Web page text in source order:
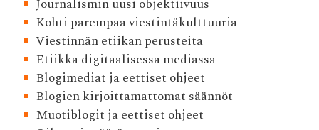
Journalismin uusi objektiivuus
Kohti parempaa viestintäkulttuuria
Viestinnän etiikan perusteita
Etiikka digitaalisessa mediassa
Blogimediat ja eettiset ohjeet
Blogien kirjoittamattomat säännöt
Muotiblogit ja eettiset ohjeet